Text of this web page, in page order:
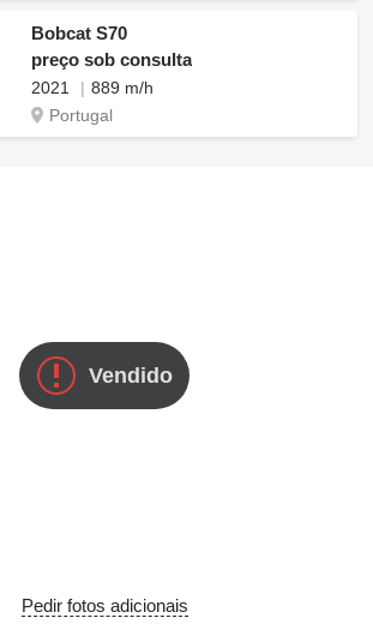
Bobcat S70
preço sob consulta
2021
889 m/h
Portugal
Vendido
Pedir fotos adicionais